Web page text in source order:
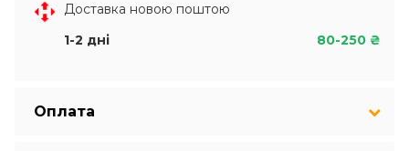
Доставка новою поштою
1-2 дні
80-250 ₴
Оплата